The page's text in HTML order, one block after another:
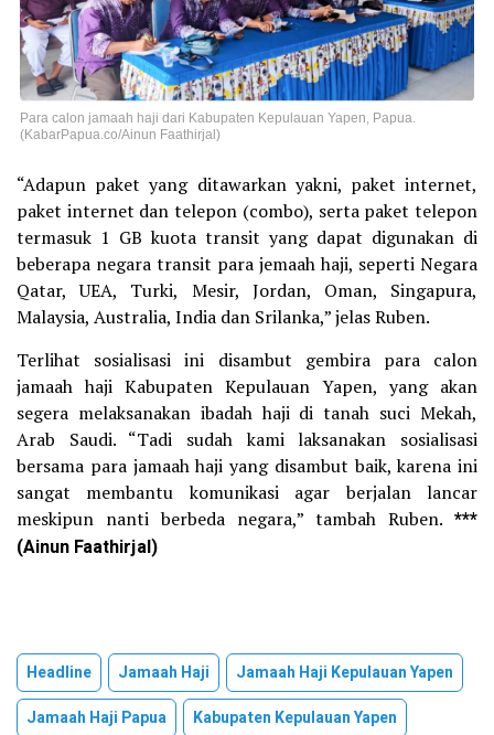
Para calon jamaah haji dari Kabupaten Kepulauan Yapen, Papua.
(KabarPapua.co/Ainun Faathirjal)
“Adapun paket yang ditawarkan yakni, paket internet,
paket internet dan telepon (combo), serta paket telepon
termasuk 1 GB kuota transit yang dapat digunakan di
beberapa negara transit para jemaah haji, seperti Negara
Qatar, UEA, Turki, Mesir, Jordan, Oman, Singapura,
Malaysia, Australia, India dan Srilanka,” jelas Ruben.
Terlihat sosialisasi ini disambut gembira para calon
jamaah haji Kabupaten Kepulauan Yapen, yang akan
segera melaksanakan ibadah haji di tanah suci Mekah,
Arab Saudi. “Tadi sudah kami laksanakan sosialisasi
bersama para jamaah haji yang disambut baik, karena ini
sangat membantu komunikasi agar berjalan lancar
meskipun nanti berbeda negara,” tambah Ruben. ***
(Ainun Faathirjal)
Headline Jamaah Haji
Jamaah Haji Kepulauan Yapen
Jamaah Haji Papua
Kabupaten Kepulauan Yapen